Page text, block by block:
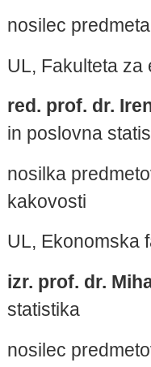
nosilec
UL, Fakulteta za
red. prof. dr.
in poslovna
nosilka
kakovosti
UL, Ekonomska
izr. prof. dr.
statistika
nosilec